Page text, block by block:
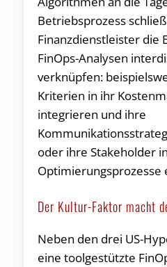
Betriebsprozess
Finanzdienstleister die
FinOps-Analysen
verknüpfen:
Kriterien in ihr
integrieren und ihre
oder ihre Stakeholder in
Optimierungsprozesse
Der Kultur-Faktor macht
Neben den drei US-
eine toolgestützte